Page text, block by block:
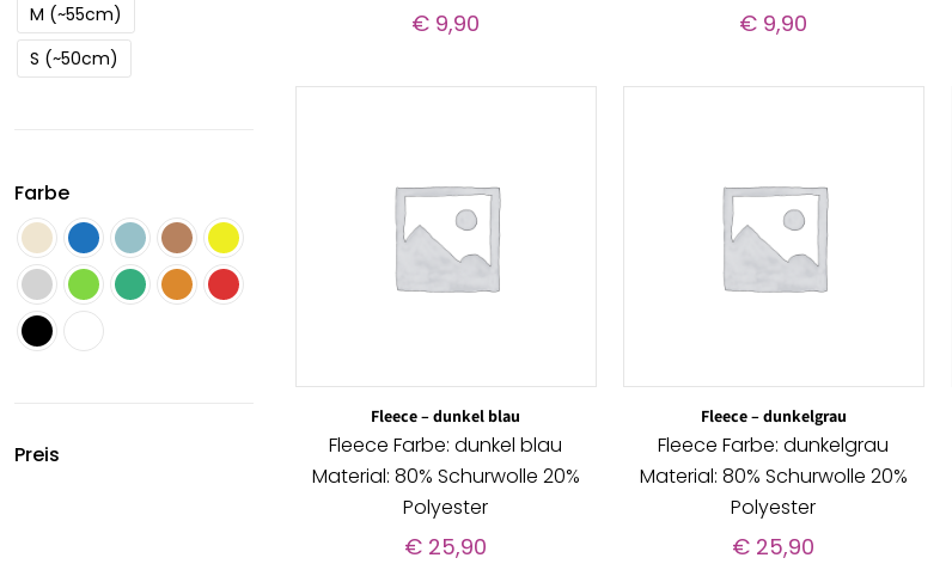
M (~55cm)
S (~50cm)
Farbe
Preis
€ 9,90 € 9,90
Fleece – dunkel blau
Fleece Farbe: dunkel blau
Material: 80% Schurwolle 20%
Polyester
€ 25,90
Fleece – dunkelgrau
Fleece Farbe: dunkelgrau
Material: 80% Schurwolle 20%
Polyester
€ 25,90